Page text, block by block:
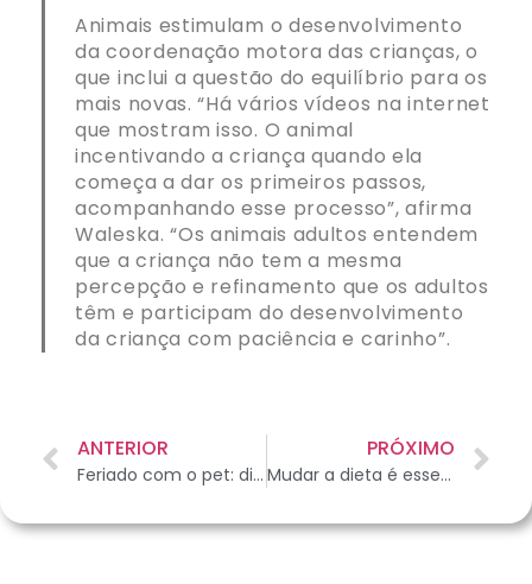
Animais estimulam o desenvolvimento
da coordenação motora das crianças, o
que inclui a questão do equilíbrio para os
mais novas. “Há vários vídeos na internet
que mostram isso. O animal
incentivando a criança quando ela
começa a dar os primeiros passos,
acompanhando esse processo”, afirma
Waleska. “Os animais adultos entendem
que a criança não tem a mesma
percepção e refinamento que os adultos
têm e participam do desenvolvimento
da criança com paciência e carinho”.
ANTERIOR
Feriado com o pet: dicas e cuidados para curtir com o seu amigão
PRÓXIMO
Mudar a dieta é essencial no tratamento de doenças cardiovasculares em gatos